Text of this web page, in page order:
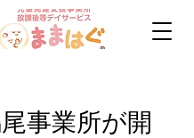
事業所が開